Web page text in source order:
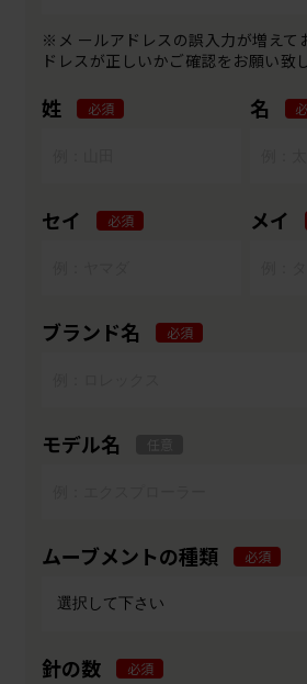
※メ ールアドレスの誤入力が増えて
ドレスが正しいかご確認をお願い致
姓 必須 名
セイ 必須 メイ
ブランド名 必須
モデル名
ムーブメントの種類 必須
針の数 必須